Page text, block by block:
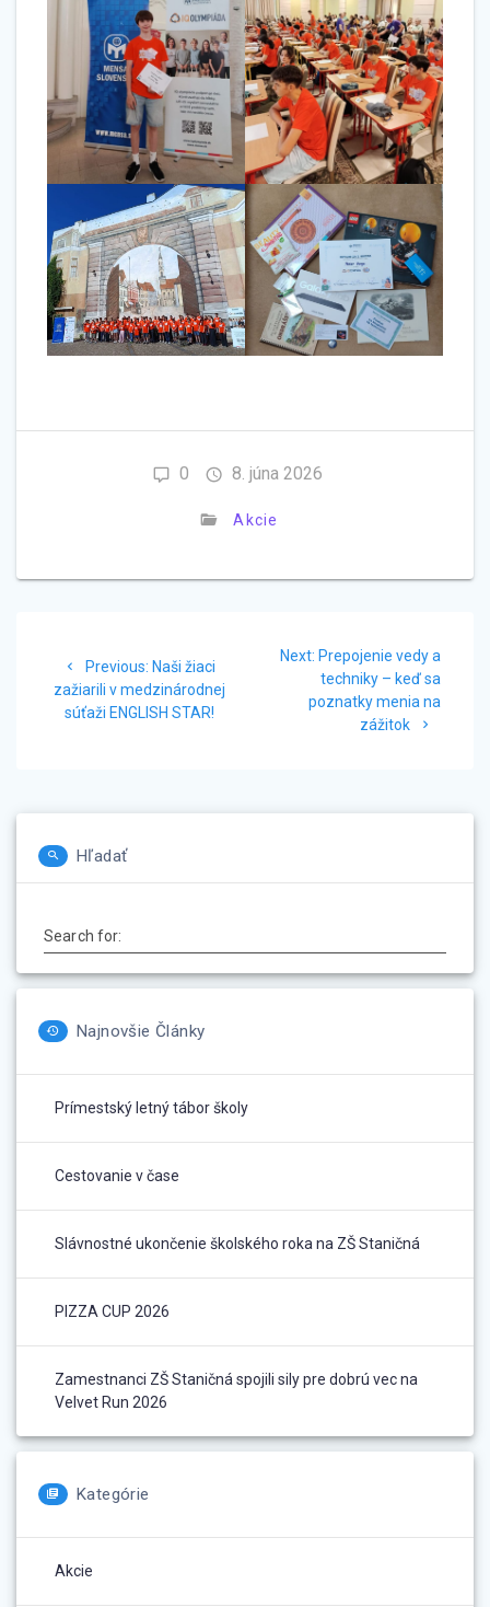
0 8. júna 2026
Akcie
článku
Previous: Previous
post:
Naši žiaci
zažiarili v medzinárodnej
súťaži ENGLISH STAR!
Next: Next
post:
Prepojenie vedy a
techniky – keď sa
poznatky menia na
zážitok
Hľadať
Search for:
Najnovšie Články
Prímestský letný tábor školy
Cestovanie v čase
Slávnostné ukončenie školského roka na ZŠ Staničná
PIZZA CUP 2026
Zamestnanci ZŠ Staničná spojili sily pre dobrú vec na
Velvet Run 2026
Kategórie
Akcie